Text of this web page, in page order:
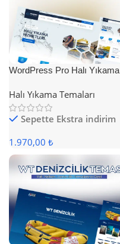
WordPress Pro Halı Yıkama
Halı Yıkama Temaları
Sepette Ekstra indirim
1.970,00 ₺